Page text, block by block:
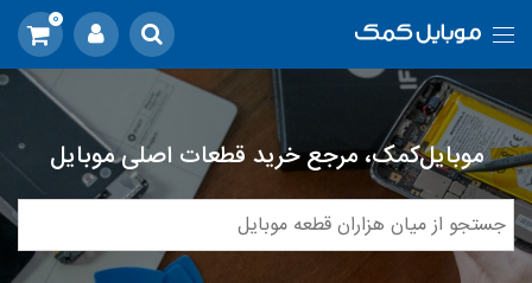
0
موبایل‌کمک، مرجع خرید قطعات اصلی موبایل